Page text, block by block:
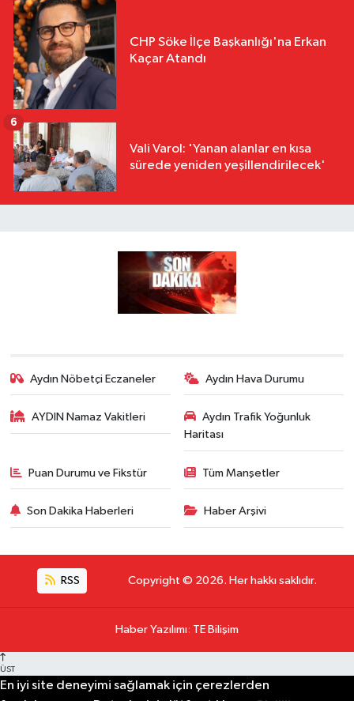
CHP Söke İlçe Başkanlığı'na Erkan
Kaçar Atandı
Vali Varol: 'Yanan alanlar en kısa
sürede yeniden yeşillendirilecek'
6
Aydın Nöbetçi Eczaneler Aydın Hava Durumu
AYDIN Namaz Vakitleri
Aydın Trafik Yoğunluk
Haritası
Puan Durumu ve Fikstür Tüm Manşetler
Son Dakika Haberleri Haber Arşivi
RSS Copyright © 2026. Her hakkı saklıdır.
Haber Yazılımı: TE Bilişim
ÜST
En iyi site deneyimi sağlamak için çerezlerden